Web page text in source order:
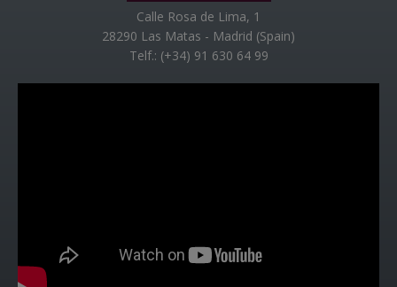
Calle Rosa de Lima, 1
28290 Las Matas - Madrid (Spain)
Telf.: (+34) 91 630 64 99